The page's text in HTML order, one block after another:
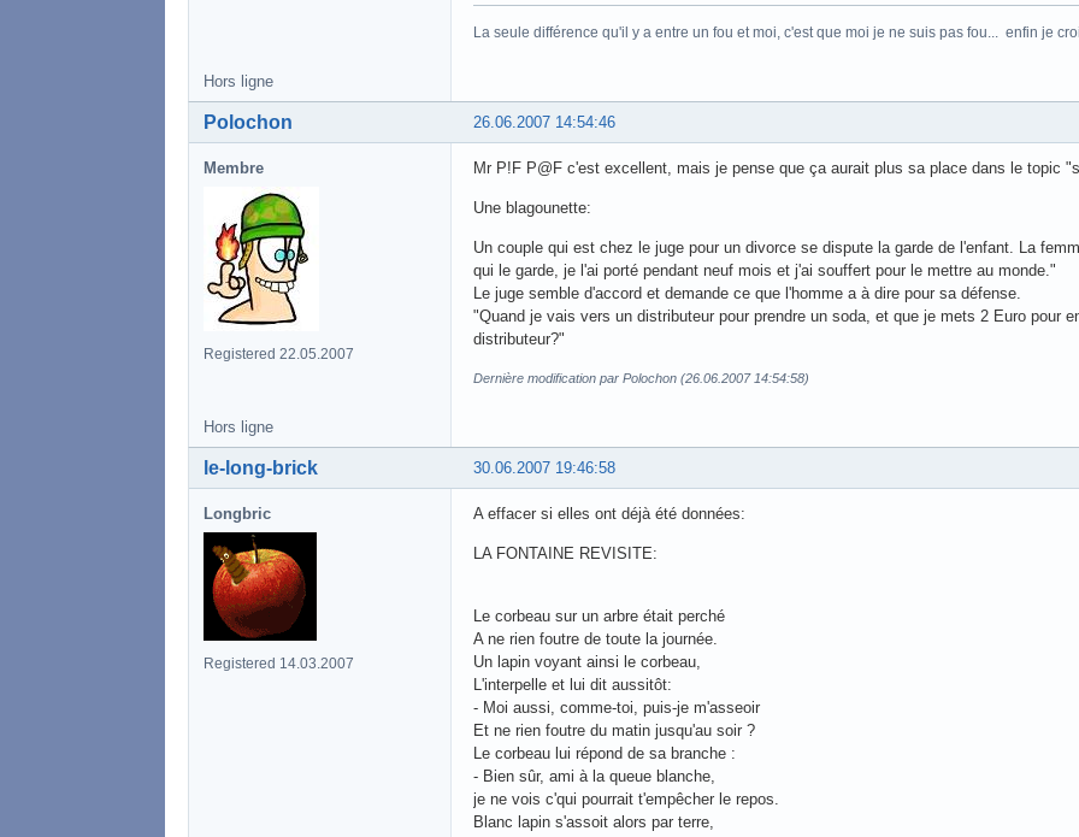
La seule différence qu'il y a entre un fou et moi, c'est que moi je ne suis pas fou... enfin je
Hors ligne
26.06.2007 14:54:46
Polochon
Membre
Registered 22.05.2007
Mr P!F P@F c'est excellent, mais je pense que ça aurait plus sa place dans le topic
Une blagounette:
Un couple qui est chez le juge pour un divorce se dispute la garde de l'enfant. La
qui le garde, je l'ai porté pendant neuf mois et j'ai souffert pour le mettre au monde."
Le juge semble d'accord et demande ce que l'homme a à dire pour sa défense.
"Quand je vais vers un distributeur pour prendre un soda, et que je mets 2 Euro pour
distributeur?"
Dernière modification par Polochon (26.06.2007 14:54:58)
Hors ligne
30.06.2007 19:46:58
le-long-brick
Longbric
Registered 14.03.2007
A effacer si elles ont déjà été données:
LA FONTAINE REVISITE:
Le corbeau sur un arbre était perché
A ne rien foutre de toute la journée.
Un lapin voyant ainsi le corbeau,
L'interpelle et lui dit aussitôt:
- Moi aussi, comme-toi, puis-je m'asseoir
Et ne rien foutre du matin jusqu'au soir ?
Le corbeau lui répond de sa branche :
- Bien sûr, ami à la queue blanche,
je ne vois c'qui pourrait t'empêcher le repos.
Blanc lapin s'assoit alors par terre,